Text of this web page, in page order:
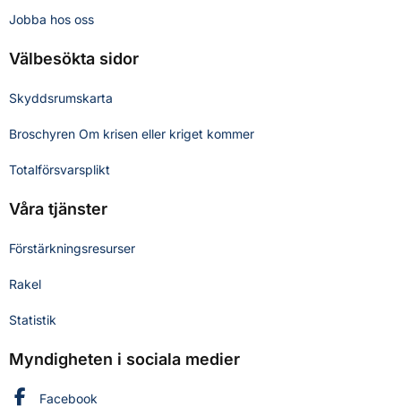
Jobba hos oss
Välbesökta sidor
Skyddsrumskarta
Broschyren Om krisen eller kriget kommer
Totalförsvarsplikt
Våra tjänster
Förstärkningsresurser
Rakel
Statistik
Myndigheten i sociala medier
Myndigheten för civilt försvar på
Facebook